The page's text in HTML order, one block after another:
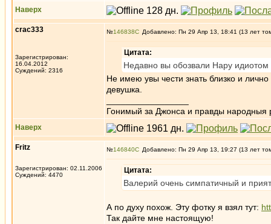
Наверх
crac333
Зарегистрирован:
16.04.2012
Суждений: 2316
№146838 Добавлено: Пн 29 Апр 13, 18:41 (13 лет
Цитата:
Недавно вы обозвали Нару идиотом
Не имею увы чести знать близко и
девушка.
Гонимый за Джонса и правды народныя
Наверх
Fritz
Зарегистрирован: 02.11.2006
Суждений: 4470
№146840 Добавлено: Пн 29 Апр 13, 19:27 (13 лет
Цитата:
Валерий очень симпатичный и
А по духу похож. Эту фотку я взял тут:
Так дайте мне настоящую!